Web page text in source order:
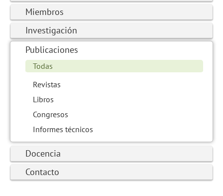
Miembros
Investigación
Publicaciones
Todas
Revistas
Libros
Congresos
Informes técnicos
Docencia
Contacto